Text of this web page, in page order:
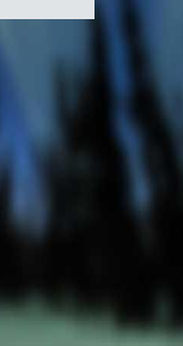
Canada